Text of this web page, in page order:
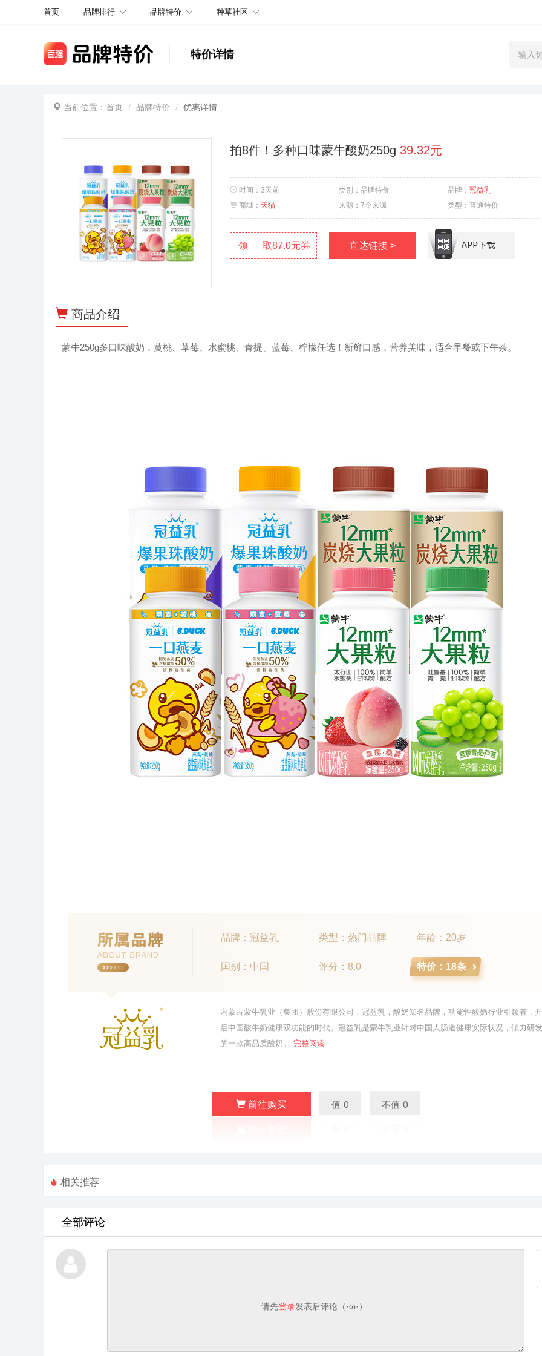
首页 品牌排行 品牌特价 种草社区
特价详情
当前位置： 首页 品牌特价 优惠详情
拍8件！多种口味蒙牛酸奶250g 39.32元
时间： 3天前 类别： 品牌特价 品牌： 冠益乳
商城： 天猫 来源： 7个来源 类型： 普通特价
领 取87.0元券 直达链接 >
商品介绍
蒙牛250g多口味酸奶，黄桃、草莓、水蜜桃、青提、蓝莓、柠檬任选！新鲜口感，营养美味，适合早餐或下午茶。
品牌：冠益乳 类型：热门品牌 年龄：20岁
国别：中国 评分：8.0 特价：18条
内蒙古蒙牛乳业（集团）股份有限公司，冠益乳，酸奶知名品牌，功能性酸奶行业引领者，开
启中国酸牛奶健康双功能的时代。冠益乳是蒙牛乳业针对中国人肠道健康实际状况，倾力研发
的一款高品质酸奶。 完整阅读
前往购买 值 0 不值 0
相关推荐
全部评论
请先登录发表后评论（·ω·）